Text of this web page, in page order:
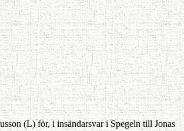
(L) för, i insändarsvar i Spegeln till Jonas